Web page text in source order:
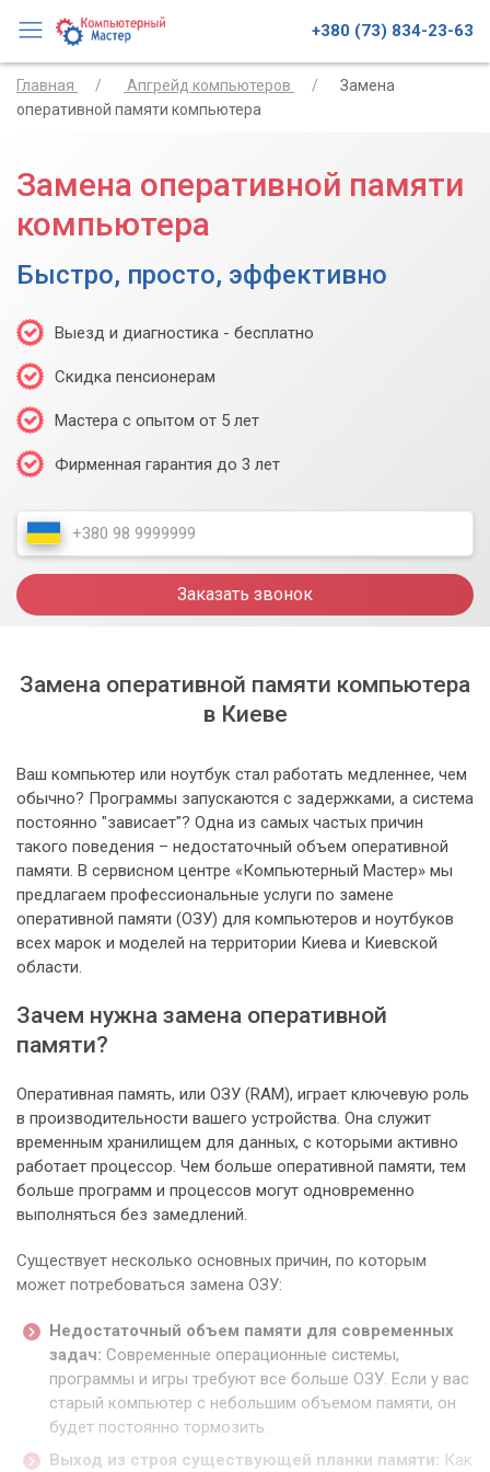
+380 (73) 834-23-63
Главная Апгрейд компьютеров
Замена
оперативной памяти компьютера
Замена оперативной памяти
компьютера
Быстро, просто, эффективно
Выезд и диагностика - бесплатно
Скидка пенсионерам
Мастера с опытом от 5 лет
Фирменная гарантия до 3 лет
Заказать звонок
Замена оперативной памяти компьютера
в Киеве
Ваш компьютер или ноутбук стал работать медленнее, чем
обычно? Программы запускаются с задержками, а система
постоянно "зависает"? Одна из самых частых причин
такого поведения – недостаточный объем оперативной
памяти. В сервисном центре «Компьютерный Мастер» мы
предлагаем профессиональные услуги по замене
оперативной памяти (ОЗУ) для компьютеров и ноутбуков
всех марок и моделей на территории Киева и Киевской
области.
Зачем нужна замена оперативной
памяти?
Оперативная память, или ОЗУ (RAM), играет ключевую роль
в производительности вашего устройства. Она служит
временным хранилищем для данных, с которыми активно
работает процессор. Чем больше оперативной памяти, тем
больше программ и процессов могут одновременно
выполняться без замедлений.
Существует несколько основных причин, по которым
может потребоваться замена ОЗУ:
Недостаточный объем памяти для современных
задач: Современные операционные системы,
программы и игры требуют все больше ОЗУ. Если у вас
старый компьютер с небольшим объемом памяти, он
будет постоянно тормозить.
Выход из строя существующей планки памяти: Как